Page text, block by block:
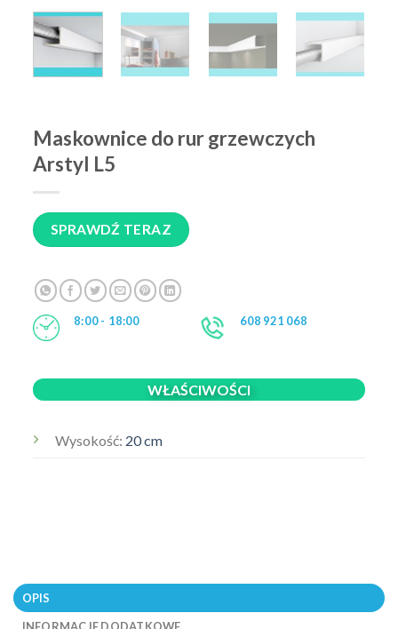
Maskownice do rur grzewczych
Arstyl L5
SPRAWDŹ TERAZ
8:00 - 18:00 608 921 068
WŁAŚCIWOŚCI
Wysokość: 20 cm
OPIS